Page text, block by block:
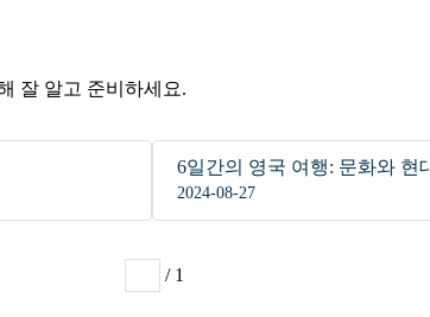
잘 알고 준비하세요.
6일간의 영국 여행: 문화와 현
2024-08-27
/ 1